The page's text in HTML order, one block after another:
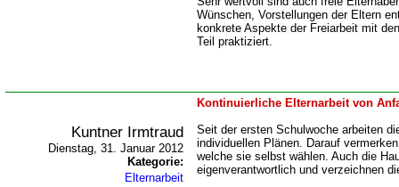
Wünschen, Vorstellungen der Eltern
konkrete Aspekte der Freiarbeit mit
Teil praktiziert.
Kontinuierliche Elternarbeit von
Kuntner Irmtraud
Dienstag, 31. Januar 2012
Kategorie:
Elternarbeit
Seit der ersten Schulwoche arbeiten
individuellen Plänen. Darauf
welche sie selbst wählen. Auch die
eigenverantwortlich und verzeichnen